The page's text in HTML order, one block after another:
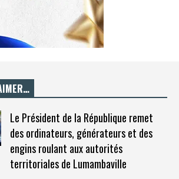
Le Président de la République remet
des ordinateurs, générateurs et des
engins roulant aux autorités
territoriales de Lumambaville